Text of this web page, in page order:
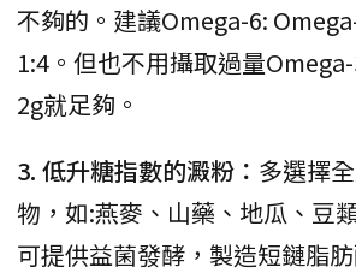
不夠的。建議Omega-6:
1:4。但也不用攝取過量
2g就足夠。
3. 低升糖指數的澱粉： 多選擇
物，如:燕麥、山藥、地瓜、豆
可提供益菌發酵，製造短鏈脂